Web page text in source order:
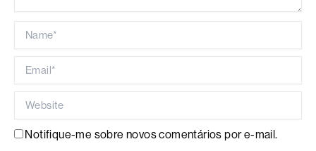
Notifique-me sobre novos comentários por e-mail.